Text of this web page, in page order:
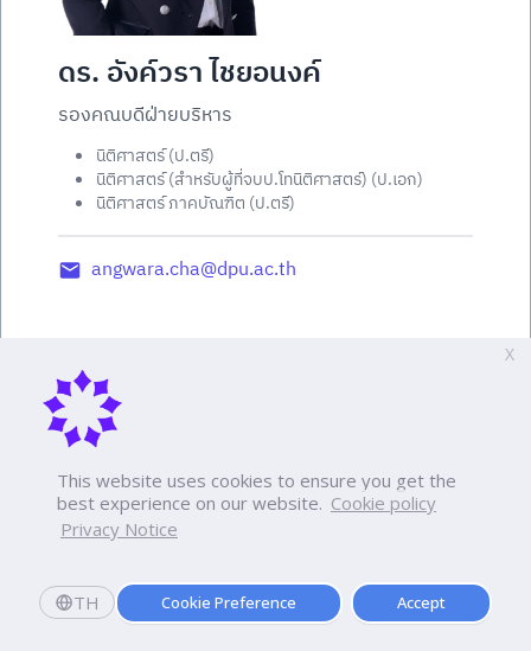
This website uses cookies to ensure you get the
best experience on our website. Cookie policy
Privacy Notice
TH Cookie Preference Accept
X
ดร. อังค์วรา ไชยอนงค์
รองคณบดีฝ่ายบริหาร
นิติศาสตร์ (ป.ตรี)
นิติศาสตร์ (สำหรับผู้ที่จบป.โทนิติศาสตร์) (ป.เอก)
นิติศาสตร์ ภาคบัณฑิต (ป.ตรี)
angwara.cha@dpu.ac.th